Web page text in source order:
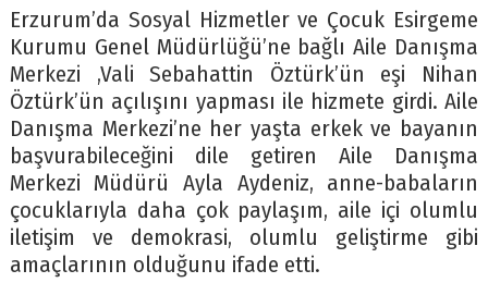
Erzurum’da Sosyal Hizmetler ve Çocuk Esirgeme
Kurumu Genel Müdürlüğü’ne bağlı Aile Danışma
Merkezi ,Vali Sebahattin Öztürk’ün eşi Nihan
Öztürk’ün açılışını yapması ile hizmete girdi. Aile
Danışma Merkezi’ne her yaşta erkek ve bayanın
başvurabileceğini dile getiren Aile Danışma
Merkezi Müdürü Ayla Aydeniz, anne-babaların
çocuklarıyla daha çok paylaşım, aile içi olumlu
iletişim ve demokrasi, olumlu geliştirme gibi
amaçlarının olduğunu ifade etti.